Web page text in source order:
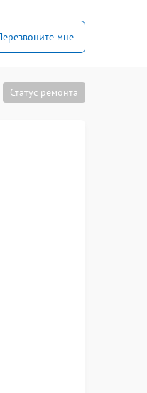
мне
Статус ремонта